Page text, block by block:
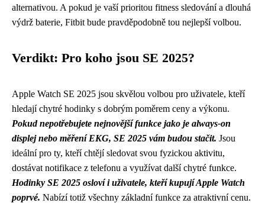
alternativou. A pokud je vaší prioritou fitness sledování a dlouhá
výdrž baterie, Fitbit bude pravděpodobně tou nejlepší volbou.
Verdikt: Pro koho jsou SE 2025?
Apple Watch SE 2025 jsou skvělou volbou pro uživatele, kteří
hledají chytré hodinky s dobrým poměrem ceny a výkonu.
Pokud nepotřebujete nejnovější funkce jako je always-on
displej nebo měření EKG, SE 2025 vám budou stačit. Jsou
ideální pro ty, kteří chtějí sledovat svou fyzickou aktivitu,
dostávat notifikace z telefonu a využívat další chytré funkce.
Hodinky SE 2025 osloví i uživatele, kteří kupují Apple Watch
poprvé. Nabízí totiž všechny základní funkce za atraktivní cenu.